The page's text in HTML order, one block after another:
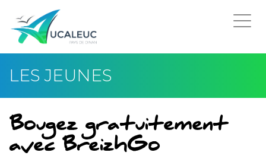
LES JEUNES
Bougez gratuitement
avec BreizhGo